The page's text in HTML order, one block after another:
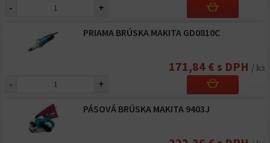
- +
PRIAMA BRÚSKA MAKITA GD0810C
171,84 € s DPH / ks
- +
PÁSOVÁ BRÚSKA MAKITA 9403J